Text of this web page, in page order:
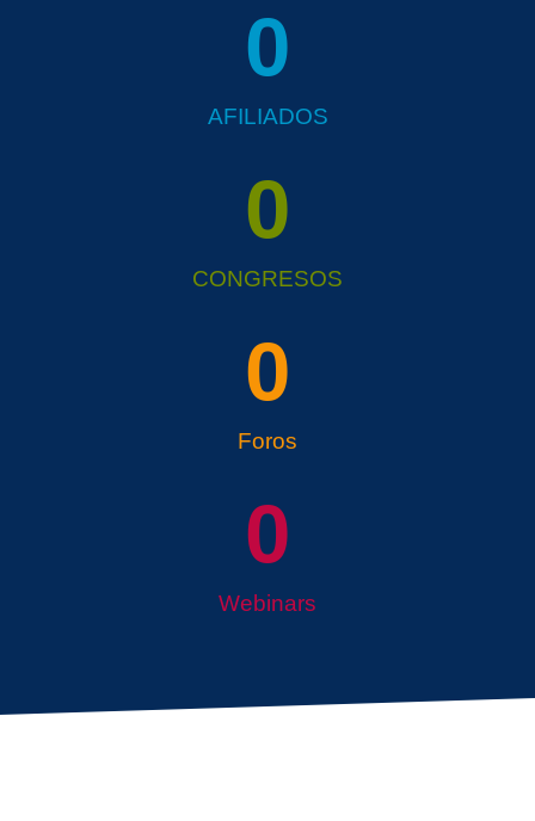
AFILIADOS
0
CONGRESOS
0
Foros
0
Webinars
0